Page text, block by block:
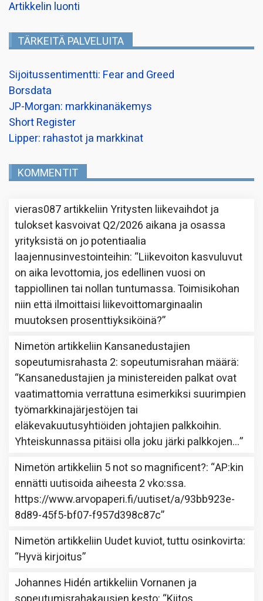
Artikkelin luonti
TÄRKEITÄ PALVELUITA
Sijoitussentimentti: Fear and Greed
Borsdata
JP-Morgan: markkinanäkemys
Short Register
Lipper: rahastot ja markkinat
KOMMENTIT
vieras087artikkeliinYritysten liikevaihdot ja
tulokset kasvoivat Q2/2026 aikana ja osassa
yrityksistä on jo potentiaalia
laajennusinvestointeihin: “Liikevoiton kasvuluvut
on aika levottomia, jos edellinen vuosi on
tappiollinen tai nollan tuntumassa. Toimisikohan
niin että ilmoittaisi liikevoittomarginaalin
muutoksen prosenttiyksiköinä?”
Nimetön artikkeliin Kansanedustajien
sopeutumisrahasta 2: sopeutumisrahan määrä:
“Kansanedustajien ja ministereiden palkat ovat
vaatimattomia verrattuna esimerkiksi suurimpien
työmarkkinajärjestöjen tai
eläkevakuutusyhtiöiden johtajien palkkoihin.
Yhteiskunnassa pitäisi olla joku järki palkkojen…”
Nimetön artikkeliin 5 not so magnificent?: “AP:kin
ennätti uutisoida aiheesta 2 vko:ssa.
https://www.arvopaperi.fi/uutiset/a/93bb923e-
8d89-45f5-bf07-f957d398c87c”
Nimetön artikkeliin Uudet kuviot, tuttu osinkovirta:
“Hyvä kirjoitus”
Johannes Hidén artikkeliinVornanen ja